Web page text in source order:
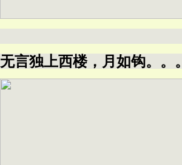
无言独上西楼，月如钩。。。